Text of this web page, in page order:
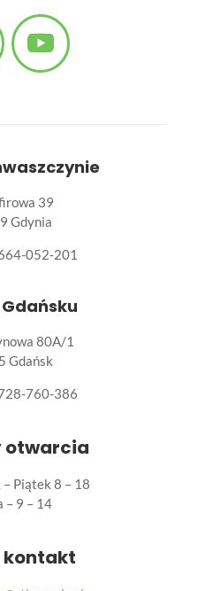
39
Gdynia
052-201
80A/1
Gdańsk
760-386
otwarcia
– Piątek 8 – 18
– 9 – 14
kontakt